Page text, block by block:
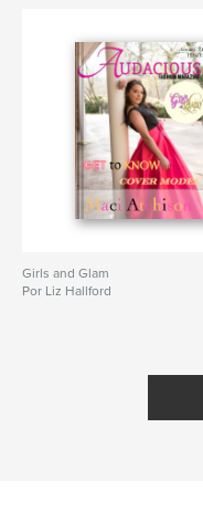
Girls and Glam
Por Liz Hallford